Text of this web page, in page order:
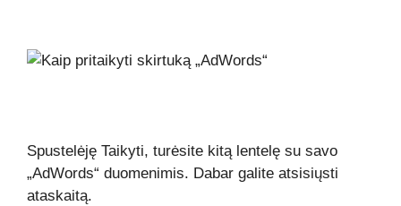
Spustelėję Taikyti, turėsite kitą lentelę su savo
„AdWords“ duomenimis. Dabar galite atsisiųsti
ataskaitą.